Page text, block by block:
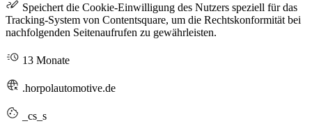
Speichert die Cookie-Einwilligung des Nutzers speziell für das
Tracking-System von Contentsquare, um die Rechtskonformität bei
nachfolgenden Seitenaufrufen zu gewährleisten.
13 Monate
.horpolautomotive.de
_cs_s